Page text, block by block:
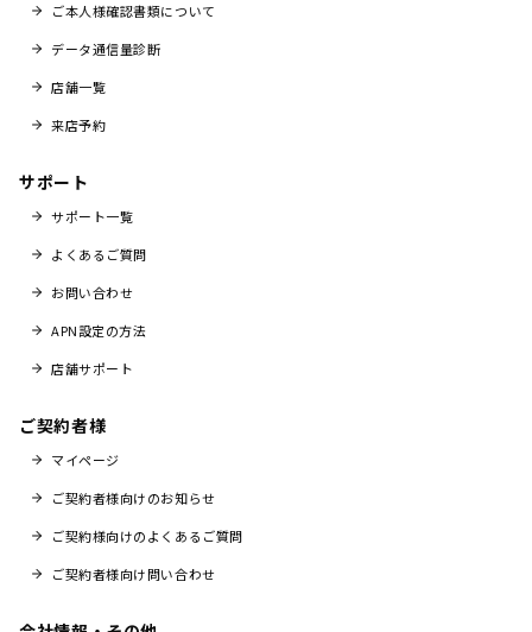
ご本人様確認書類について
データ通信量診断
店舗一覧
来店予約
サポート
サポート一覧
よくあるご質問
お問い合わせ
APN設定の方法
店舗サポート
ご契約者様
マイページ
ご契約者様向けのお知らせ
ご契約様向けのよくあるご質問
ご契約者様向け問い合わせ